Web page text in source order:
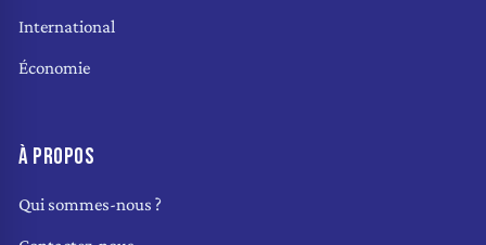
International
Économie
À PROPOS
Qui sommes-nous ?